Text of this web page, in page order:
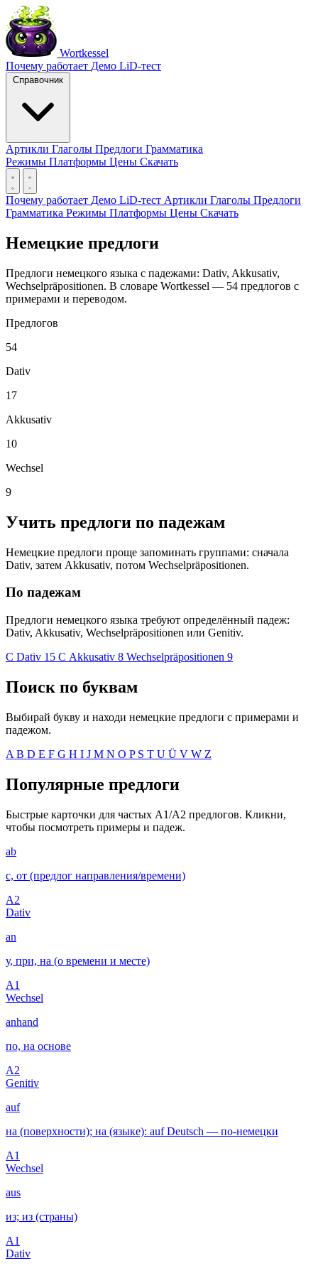
Wortkessel
Почему работает Демо LiD-тест
Справочник
Артикли Глаголы Предлоги Грамматика
Режимы Платформы Цены Скачать
Почему работает Демо LiD-тест Артикли Глаголы Предлоги
Грамматика Режимы Платформы Цены Скачать
Немецкие предлоги
Предлоги немецкого языка с падежами: Dativ, Akkusativ,
Wechselpräpositionen. В словаре Wortkessel — 54 предлогов с
примерами и переводом.
Предлогов
54
Dativ
17
Akkusativ
10
Wechsel
9
Учить предлоги по падежам
Немецкие предлоги проще запоминать группами: сначала
Dativ, затем Akkusativ, потом Wechselpräpositionen.
По падежам
Предлоги немецкого языка требуют определённый падеж:
Dativ, Akkusativ, Wechselpräpositionen или Genitiv.
С Dativ 15 С Akkusativ 8 Wechselpräpositionen 9
Поиск по буквам
Выбирай букву и находи немецкие предлоги с примерами и
падежом.
A B D E F G H I J M N O P S T U Ü V W Z
Популярные предлоги
Быстрые карточки для частых A1/A2 предлогов. Кликни,
чтобы посмотреть примеры и падеж.
ab
с, от (предлог направления/времени)
A2
Dativ
an
у, при, на (о времени и месте)
A1
Wechsel
anhand
по, на основе
A2
Genitiv
auf
на (поверхности); на (языке): auf Deutsch — по-немецки
A1
Wechsel
aus
из; из (страны)
A1
Dativ